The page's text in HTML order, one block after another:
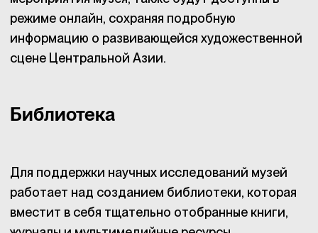
режиме онлайн, сохраняя подробную
информацию о развивающейся художественной
сцене Центральной Азии.
Библиотека
Для поддержки научных исследований музей
работает над созданием библиотеки, которая
вместит в себя тщательно отобранные книги,